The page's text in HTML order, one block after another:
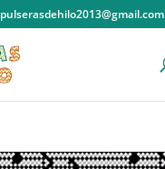
pulserasdehilo2013@gmail.com